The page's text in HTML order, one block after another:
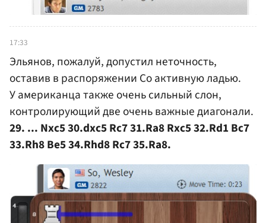
17:33
Эльянов, пожалуй, допустил неточность,
оставив в распоряжении Со активную ладью.
У американца также очень сильный слон,
контролирующий две очень важные диагонали.
29. ... Nxc5 30.dxc5 Rc7 31.Ra8 Rxc5 32.Rd1 Bc7
33.Rh8 Be5 34.Rhd8 Rc7 35.Ra8.